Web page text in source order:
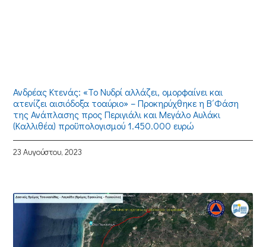
Ανδρέας Κτενάς: «Το Νυδρί αλλάζει, ομορφαίνει και
ατενίζει αισιόδοξα τοαύριο» – Προκηρύχθηκε η Β΄Φάση
της Ανάπλασης προς Περιγιάλι και Μεγάλο Αυλάκι
(Καλλιθέα) προϋπολογισμού 1.450.000 ευρώ
23 Αυγούστου, 2023